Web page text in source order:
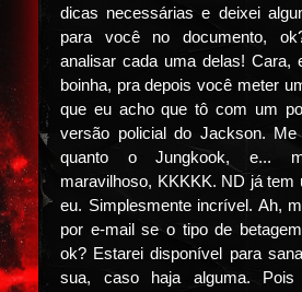
dicas necessárias e deixei
para você no documento,
analisar cada uma delas! Cara,
boinha, pra depois você meter
que eu acho que tô com um
versão policial do Jackson.
quanto o Jungkook, e...
maravilhoso, KKKKK. ND já tem
eu. Simplesmente incrível. Ah,
por e-mail se o tipo de
ok? Estarei disponível para
sua, caso haja alguma.